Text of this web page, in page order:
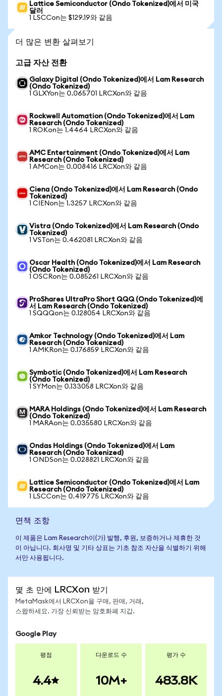
Lattice Semiconductor (Ondo Tokenized)에서 미국
달러
1 LSCCon는 $129.19와 같음
더 많은 변환 살펴보기
고급 자산 전환
Galaxy Digital (Ondo Tokenized)에서 Lam Research
(Ondo Tokenized)
1 GLXYon는 0.065701 LRCXon와 같음
Rockwell Automation (Ondo Tokenized)에서 Lam
Research (Ondo Tokenized)
1 ROKon는 1.4464 LRCXon와 같음
AMC Entertainment (Ondo Tokenized)에서 Lam
Research (Ondo Tokenized)
1 AMCon는 0.008416 LRCXon와 같음
Ciena (Ondo Tokenized)에서 Lam Research (Ondo
Tokenized)
1 CIENon는 1.3257 LRCXon와 같음
Vistra (Ondo Tokenized)에서 Lam Research (Ondo
Tokenized)
1 VSTon는 0.462081 LRCXon와 같음
Oscar Health (Ondo Tokenized)에서 Lam Research
(Ondo Tokenized)
1 OSCRon는 0.085261 LRCXon와 같음
ProShares UltraPro Short QQQ (Ondo Tokenized)에
서 Lam Research (Ondo Tokenized)
1 SQQQon는 0.128054 LRCXon와 같음
Amkor Technology (Ondo Tokenized)에서 Lam
Research (Ondo Tokenized)
1 AMKRon는 0.176859 LRCXon와 같음
Symbotic (Ondo Tokenized)에서 Lam Research
(Ondo Tokenized)
1 SYMon는 0.133058 LRCXon와 같음
MARA Holdings (Ondo Tokenized)에서 Lam Research
(Ondo Tokenized)
1 MARAon는 0.035580 LRCXon와 같음
Ondas Holdings (Ondo Tokenized)에서 Lam
Research (Ondo Tokenized)
1 ONDSon는 0.028821 LRCXon와 같음
Lattice Semiconductor (Ondo Tokenized)에서 Lam
Research (Ondo Tokenized)
1 LSCCon는 0.419775 LRCXon와 같음
면책 조항
이 제품은 Lam Research이(가) 발행, 후원, 보증하거나 제휴한 것
이 아닙니다. 회사명 및 기타 상표는 기초 참조 자산을 식별하기 위해
서만 사용됩니다.
몇 초 만에 LRCXon 받기
MetaMask에서 LRCXon을 구매, 판매, 거래,
스왑하세요. 가장 신뢰받는 암호화폐 지갑.
Google Play
평점
4.4
다운로드 수
10M+
평가 수
483.8K